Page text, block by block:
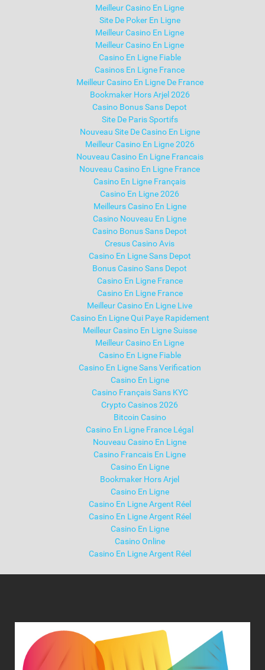
Meilleur Casino En Ligne
Site De Poker En Ligne
Meilleur Casino En Ligne
Meilleur Casino En Ligne
Casino En Ligne Fiable
Casinos En Ligne France
Meilleur Casino En Ligne De France
Bookmaker Hors Arjel 2026
Casino Bonus Sans Depot
Site De Paris Sportifs
Nouveau Site De Casino En Ligne
Meilleur Casino En Ligne 2026
Nouveau Casino En Ligne Francais
Nouveau Casino En Ligne France
Casino En Ligne Français
Casino En Ligne 2026
Meilleurs Casino En Ligne
Casino Nouveau En Ligne
Casino Bonus Sans Depot
Cresus Casino Avis
Casino En Ligne Sans Depot
Bonus Casino Sans Depot
Casino En Ligne France
Casino En Ligne France
Meilleur Casino En Ligne Live
Casino En Ligne Qui Paye Rapidement
Meilleur Casino En Ligne Suisse
Meilleur Casino En Ligne
Casino En Ligne Fiable
Casino En Ligne Sans Verification
Casino En Ligne
Casino Français Sans KYC
Crypto Casinos 2026
Bitcoin Casino
Casino En Ligne France Légal
Nouveau Casino En Ligne
Casino Francais En Ligne
Casino En Ligne
Bookmaker Hors Arjel
Casino En Ligne
Casino En Ligne Argent Réel
Casino En Ligne Argent Réel
Casino En Ligne
Casino Online
Casino En Ligne Argent Réel